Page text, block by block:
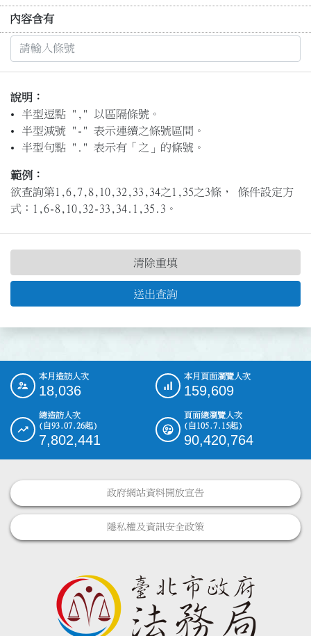
內容含有
說明：
半型逗點 "," 以區隔條號。
半型減號 "-" 表示連續之條號區間。
半型句點 "." 表示有「之」的條號。
範例：
欲查詢第1,6,7,8,10,32,33,34之1,35之3條， 條件設定方
式：1,6-8,10,32-33,34.1,35.3。
送出查詢
清除重填
::: 本月造訪人次
18,036
本月頁面瀏覽人次
159,609
總造訪人次
(自93.07.26起)
7,802,441
頁面總瀏覽人次
(自105.7.15起)
90,420,764
政府網站資料開放宣告
隱私權及資訊安全政策